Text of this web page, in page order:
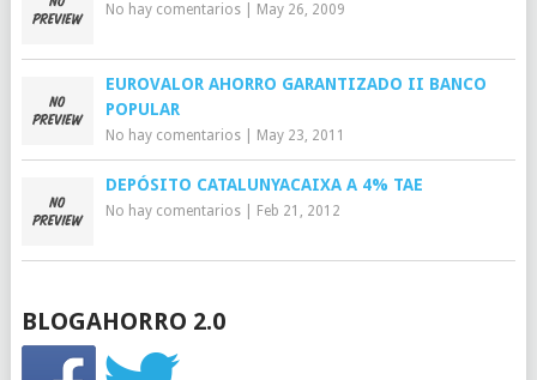
No hay comentarios| May 26, 2009
EUROVALOR AHORRO GARANTIZADO II BANCO
POPULAR
No hay comentarios| May 23, 2011
DEPÓSITO CATALUNYACAIXA A 4% TAE
No hay comentarios| Feb 21, 2012
BLOGAHORRO 2.0